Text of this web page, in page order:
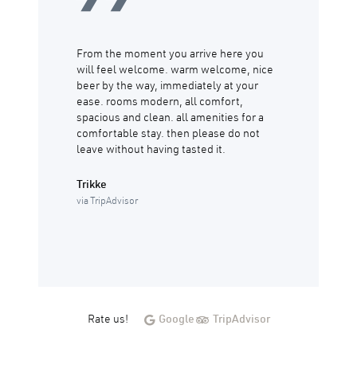
From the moment you arrive here you
will feel welcome. warm welcome, nice
beer by the way, immediately at your
ease. rooms modern, all comfort,
spacious and clean. all amenities for a
comfortable stay. then please do not
leave without having tasted it.
Trikke
via TripAdvisor
Rate us! Google TripAdvisor